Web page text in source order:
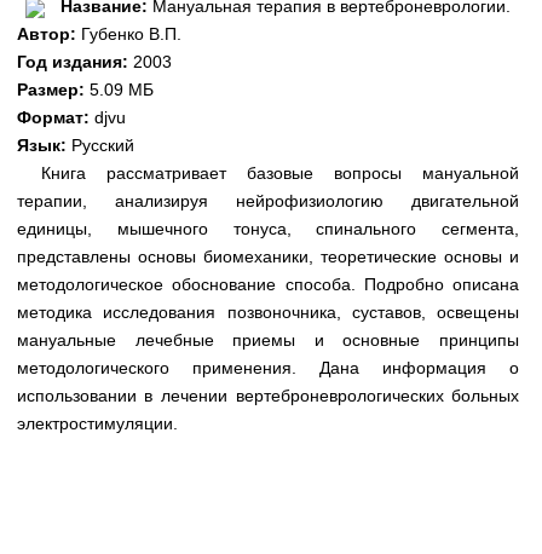
Лекции и презентации
Аккредитационные тесты
Методические рекомендации
Научно-популярное
Статьи
Новости (244)
Медицинская стандартизация
Нормативы экстренной и неотложной помощи
Нормы лабораторных и инструментальных
исследований
Восстановить пароль
Регистрация
Название: Мануальная терапия в вертеброневрологии.
Автор: Губенко В.П.
Год издания: 2003
Размер: 5.09 МБ
Формат: djvu
Язык: Русский
Книга рассматривает базовые вопросы мануальной
терапии, анализируя нейрофизиологию двигательной
единицы, мышечного тонуса, спинального сегмента,
представлены основы биомеханики, теоретические основы и
методологическое обоснование способа. Подробно описана
методика исследования позвоночника, суставов, освещены
мануальные лечебные приемы и основные принципы
методологического применения. Дана информация о
использовании в лечении вертеброневрологических больных
электростимуляции.